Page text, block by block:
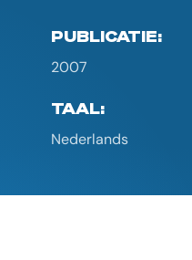
PUBLICATIE:
2007
TAAL:
Nederlands